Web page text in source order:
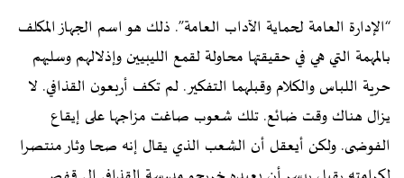
“الإدارة العامة لحماية الآداب العامة”. ذلك هو اسم الجهاز المكلف
بالمهمة التي هي في حقيقتها محاولة لقمع الليبيين وإذلالهم وسلبهم
حرية اللباس والكلام وقبلهما التفكير. لم تكف أربعون القذافي. لا
يزال هناك وقت ضائع. تلك شعوب صاغت مزاجها على إيقاع
الفوضى. ولكن أيعقل أن الشعب الذي يقال إنه صحا وثار منتصرا